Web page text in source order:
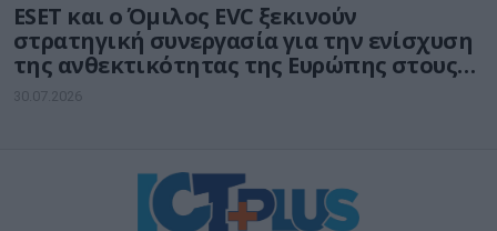
ESET και ο Όμιλος EVC ξεκινούν
στρατηγική συνεργασία για την ενίσχυση
της ανθεκτικότητας της Ευρώπης στους
τομείς κυβερνοασφάλειας και ενέργειας
30.07.2026